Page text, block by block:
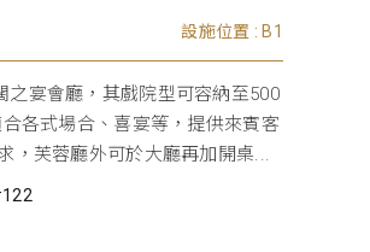
設施位置 : B1
之宴會廳，其戲院型可容納至500
各式場合、喜宴等，提供來賓客
，芙蓉廳外可於大廳再加開桌...